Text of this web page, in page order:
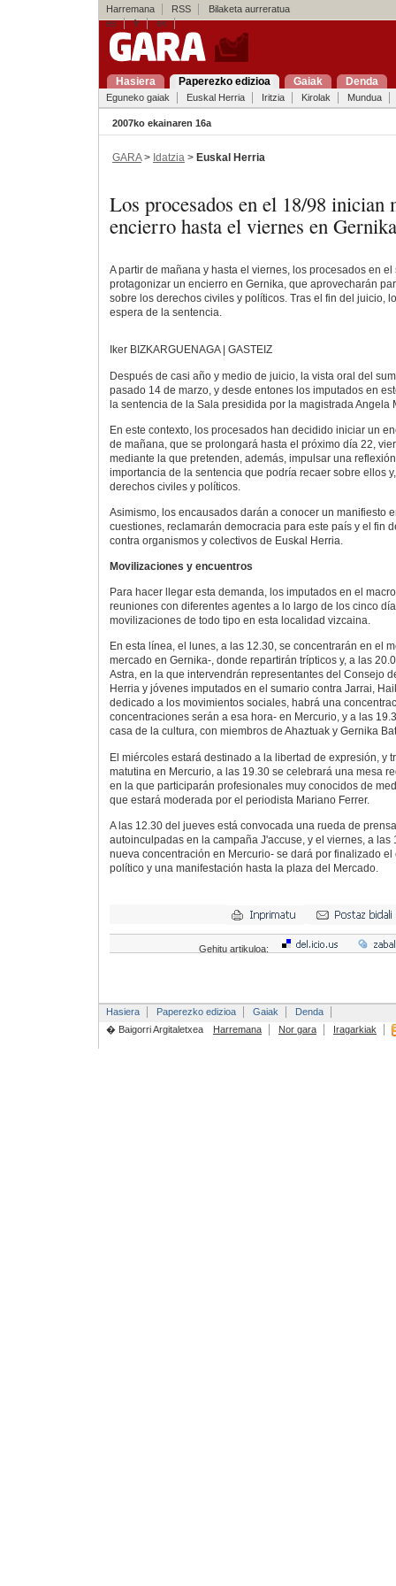
Harremana RSS
Bilaketa aurreratua
es
fr en
Hasiera Paperezko edizioa Gaiak Denda
Eguneko gaiak Euskal Herria Iritzia Kirolak Mundua
2007ko ekainaren 16a
GARA> Idatzia > Euskal Herria
Los procesados en el 18/98
encierro hasta el viernes en Gernika
A partir de mañana y hasta el viernes, los procesados en
protagonizar un encierro en Gernika, que aprovecharán
sobre los derechos civiles y políticos. Tras el fin del juicio,
espera de la sentencia.
Iker BIZKARGUENAGA | GASTEIZ
Después de casi año y medio de juicio, la vista oral del
pasado 14 de marzo, y desde entones los imputados en
la sentencia de la Sala presidida por la magistrada Angela
En este contexto, los procesados han decidido iniciar un
de mañana, que se prolongará hasta el próximo día 22,
mediante la que pretenden, además, impulsar una
importancia de la sentencia que podría recaer sobre ellos
derechos civiles y políticos.
Asimismo, los encausados darán a conocer un manifiesto
cuestiones, reclamarán democracia para este país y el fin
contra organismos y colectivos de Euskal Herria.
Movilizaciones y encuentros
Para hacer llegar esta demanda, los imputados en el
reuniones con diferentes agentes a lo largo de los cinco
movilizaciones de todo tipo en esta localidad vizcaina.
En esta línea, el lunes, a las 12.30, se concentrarán en el
mercado en Gernika-, donde repartirán trípticos y, a las
Astra, en la que intervendrán representantes del Consejo
Herria y jóvenes imputados en el sumario contra Jarrai,
dedicado a los movimientos sociales, habrá una
concentraciones serán a esa hora- en Mercurio, y a las
casa de la cultura, con miembros de Ahaztuak y Gernika
El miércoles estará destinado a la libertad de expresión, y
matutina en Mercurio, a las 19.30 se celebrará una mesa
en la que participarán profesionales muy conocidos de
que estará moderada por el periodista Mariano Ferrer.
A las 12.30 del jueves está convocada una rueda de
autoinculpadas en la campaña J'accuse, y el viernes, a las
nueva concentración en Mercurio- se dará por finalizado el
político y una manifestación hasta la plaza del Mercado.
Gehitu artikuloa:
Hasiera Paperezko edizioa Gaiak
Denda
� Baigorri Argitaletxea
Harremana Nor gara Iragarkiak